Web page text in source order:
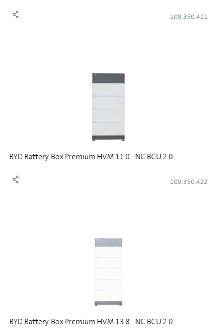
109.350.421
BYD Battery-Box Premium HVM 11.0 - NC BCU 2.0
109.350.422
BYD Battery-Box Premium HVM 13.8 - NC BCU 2.0